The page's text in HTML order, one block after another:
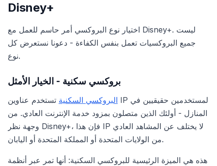
Disney+
اختيار نوع البروكسي أمر حاسم للعمل مع Disney+. ليست
جميع البروكسيات تعمل بنفس الكفاءة - دعونا نستعرض كل
نوع.
بروكسي سكنية - الخيار الأمثل
البروكسي السكنية تستخدم عناوين IP لمستخدمين حقيقيين في
المنازل - أولئك الذين متصلون بمزود خدمة الإنترنت العادي. من
وجهة نظر Disney+، فإن هذا IP لا يختلف عن المشاهد العادي
من الولايات المتحدة أو المملكة المتحدة أو اليابان.
هذه هي الميزة الرئيسية للبروكسي السكنية: أنها تمر عبر أنظمة